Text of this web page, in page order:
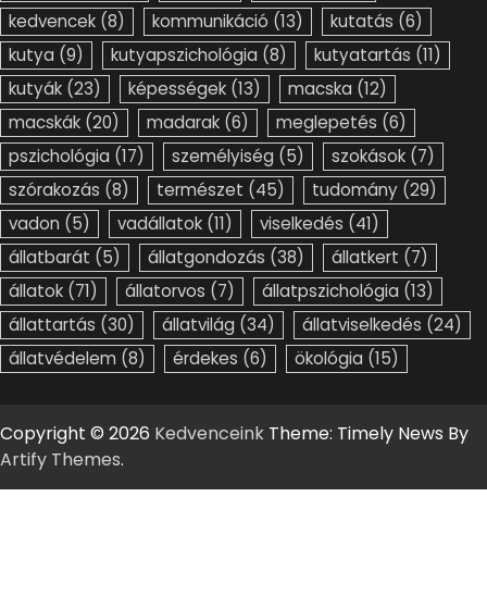
kedvencek (8) kommunikáció (13) kutatás (6)
kutya (9) kutyapszichológia (8) kutyatartás (11)
kutyák (23) képességek (13) macska (12)
macskák (20) madarak (6) meglepetés (6)
pszichológia (17) személyiség (5) szokások (7)
szórakozás (8) természet (45) tudomány (29)
vadon (5) vadállatok (11) viselkedés (41)
állatbarát (5) állatgondozás (38) állatkert (7)
állatok (71) állatorvos (7) állatpszichológia (13)
állattartás (30) állatvilág (34) állatviselkedés (24)
állatvédelem (8) érdekes (6) ökológia (15)
Copyright © 2026 Kedvenceink Theme: Timely News By
Artify Themes.